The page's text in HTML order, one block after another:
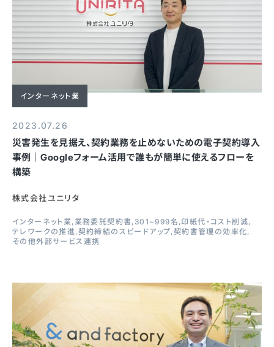
インターネット業
2023.07.26
災害発生を見据え、契約業務を止めないための電子契約導入
事例｜Googleフォーム活用で誰もが簡単に使えるフローを
構築
株式会社ユニリタ
インターネット業 業務委託契約書 301~999名 印紙代・コスト削減
テレワークの推進 契約締結のスピードアップ 契約書管理の効率化
その他外部サービス連携